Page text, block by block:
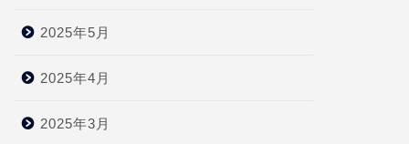
2025年5月
2025年4月
2025年3月